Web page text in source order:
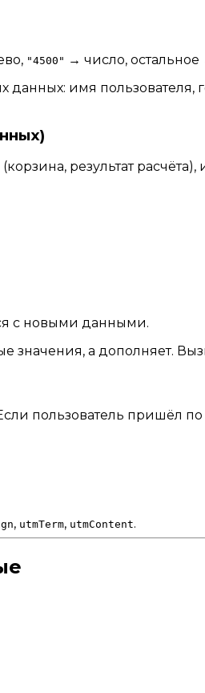
"4500" → число, остальное
данных: имя
результат расчёта),
с новыми данными.
значения, а дополняет.
пользователь пришёл по
, utmTerm, utmContent.